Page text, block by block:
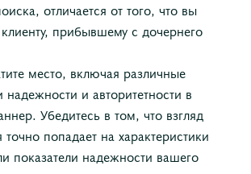
отличается от того, что вы
прибывшему с дочернего
место, включая различные
надежности и авторитетности в
Убедитесь в том, что взгляд
точно попадает на характеристики
показатели надежности вашего